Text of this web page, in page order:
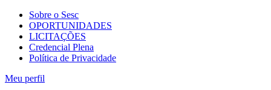
Sobre o Sesc
OPORTUNIDADES
LICITAÇÕES
Credencial Plena
Política de Privacidade
Meu perfil